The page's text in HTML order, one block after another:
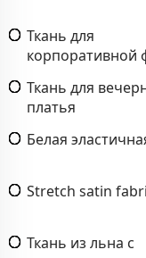
Ткань для
корпоративной
Ткань для
платья
Белая
Stretch satin
Ткань из льна с